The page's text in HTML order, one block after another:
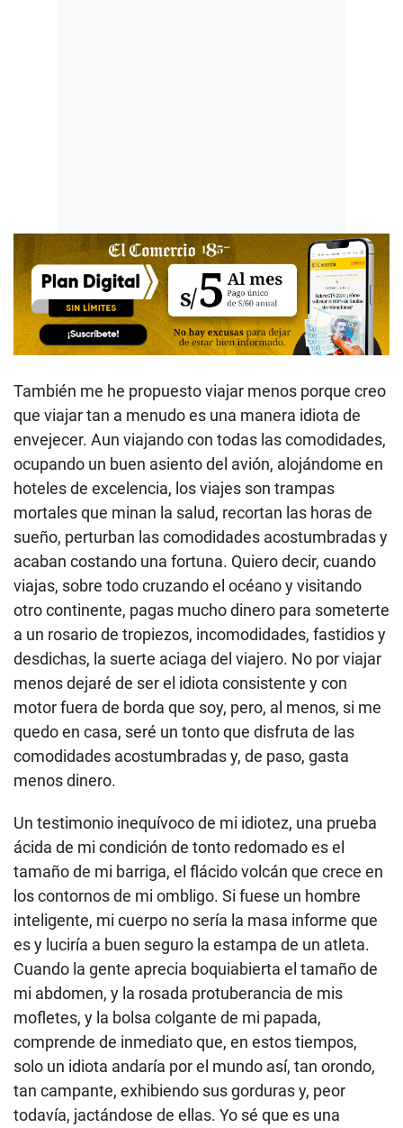
También me he propuesto viajar menos porque creo
que viajar tan a menudo es una manera idiota de
envejecer. Aun viajando con todas las comodidades,
ocupando un buen asiento del avión, alojándome en
hoteles de excelencia, los viajes son trampas
mortales que minan la salud, recortan las horas de
sueño, perturban las comodidades acostumbradas y
acaban costando una fortuna. Quiero decir, cuando
viajas, sobre todo cruzando el océano y visitando
otro continente, pagas mucho dinero para someterte
a un rosario de tropiezos, incomodidades, fastidios y
desdichas, la suerte aciaga del viajero. No por viajar
menos dejaré de ser el idiota consistente y con
motor fuera de borda que soy, pero, al menos, si me
quedo en casa, seré un tonto que disfruta de las
comodidades acostumbradas y, de paso, gasta
menos dinero.
Un testimonio inequívoco de mi idiotez, una prueba
ácida de mi condición de tonto redomado es el
tamaño de mi barriga, el flácido volcán que crece en
los contornos de mi ombligo. Si fuese un hombre
inteligente, mi cuerpo no sería la masa informe que
es y luciría a buen seguro la estampa de un atleta.
Cuando la gente aprecia boquiabierta el tamaño de
mi abdomen, y la rosada protuberancia de mis
mofletes, y la bolsa colgante de mi papada,
comprende de inmediato que, en estos tiempos,
solo un idiota andaría por el mundo así, tan orondo,
tan campante, exhibiendo sus gorduras y, peor
todavía, jactándose de ellas. Yo sé que es una